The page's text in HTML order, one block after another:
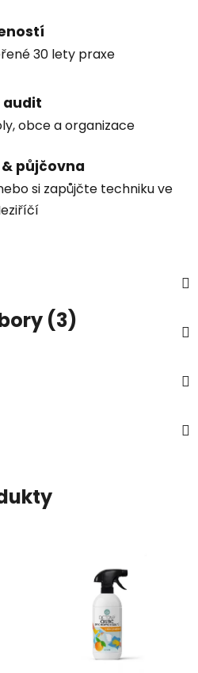
30 lety praxe
audit
obce a organizace
půjčovna
si zapůjčte techniku ve
(3)